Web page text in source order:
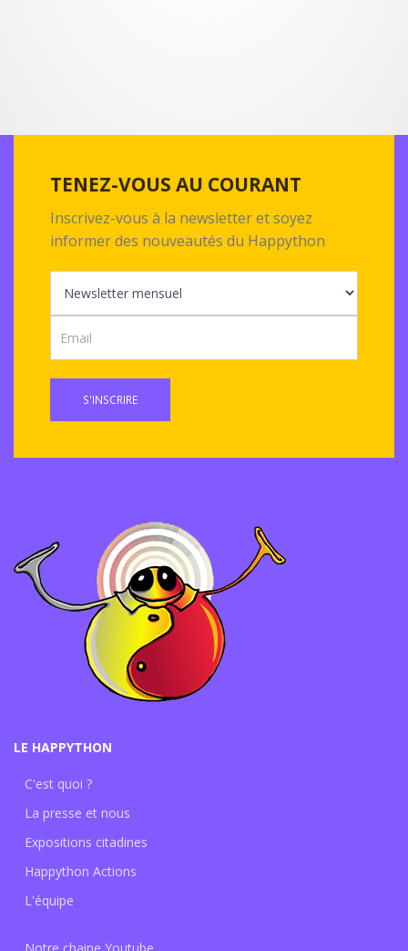
TENEZ-VOUS AU COURANT
Inscrivez-vous à la newsletter et soyez
informer des nouveautés du Happython
S'INSCRIRE
LE HAPPYTHON
C'est quoi ?
La presse et nous
Expositions citadines
Happython Actions
L'équipe